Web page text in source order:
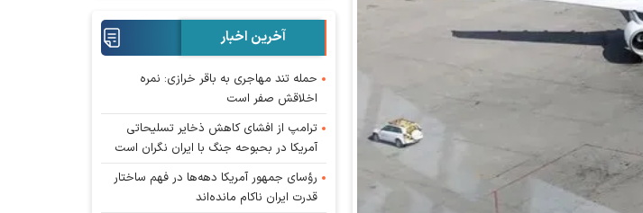
آخرین اخبار
حمله تند مهاجری به باقر خرازی: نمره
اخلاقش صفر است
ترامپ از افشای کاهش ذخایر تسلیحاتی
آمریکا در بحبوحه جنگ با ایران نگران است
رؤسای جمهور آمریکا دهه‌ها در فهم ساختار
قدرت ایران ناکام مانده‌اند